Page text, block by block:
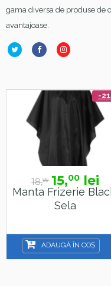
gama diversa de produse de
avantajoase.
-21%
Black,
26,00
Base
Rubber
Free